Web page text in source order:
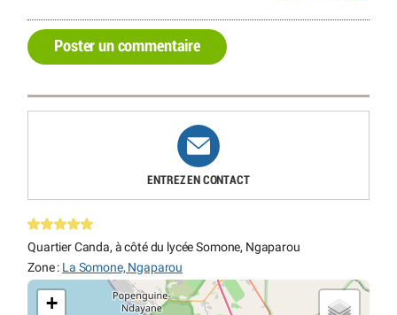
Poster un commentaire
ENTREZ EN CONTACT
Quartier Canda, à côté du lycée Somone, Ngaparou
Zone : La Somone, Ngaparou
+